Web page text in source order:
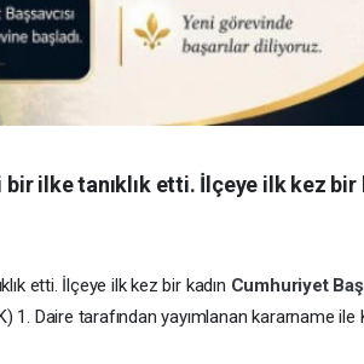
ilke tanıklık etti. İlçeye ilk kez bir
etti. İlçeye ilk kez bir kadın Cumhuriyet
1. Daire tarafından yayımlanan kararname ile